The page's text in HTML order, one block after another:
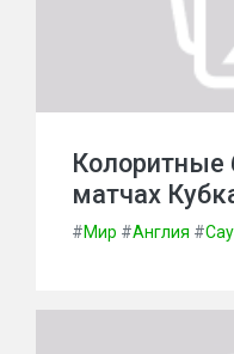
Колоритные
матчах
#Мир #Англия #